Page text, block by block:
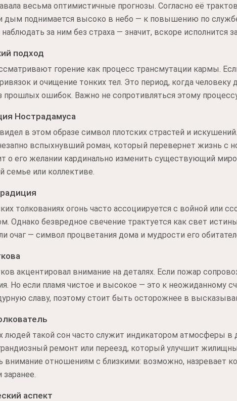
весьма оптимистичные прогнозы. Согласно её
дым поднимается высоко в небо — к повышению по
за ним без страха — значит, вскоре исполнится
подход
горение как процесс трансмутации кармы.
и очищение тонких тел. Это период, когда человеку
прошлых ошибок. Важно не сопротивляться этому
Нострадамуса
в этом образе символ плотских страстей и
вспыхнувший роман, который перевернет жизнь с
о его желании кардинально изменить существующий
семье или коллективе.
толкованиях огонь часто ассоциируется с войной или
Однако безвредное свечение трактуется как свет
очаг — символ процветания дома и мудрости его
акцентировал внимание на деталях. Если пожар
Но если пламя чистое и высокое — это к неожиданному
славу, поэтому стоит быть осторожнее в
людей такой сон часто служит индикатором атмосферы в
ремонт или переезд, который улучшит
внимание отношениям с близкими: возможно, назревает
заранее.
аспект